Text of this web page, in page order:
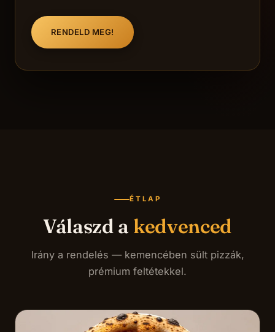
RENDELD MEG!
ÉTLAP
Válaszd a kedvenced
Irány a rendelés — kemencében sült pizzák,
prémium feltétekkel.